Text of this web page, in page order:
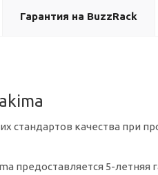
Гарантия на BuzzRack
стандартов качества при
предоставляется 5-летняя